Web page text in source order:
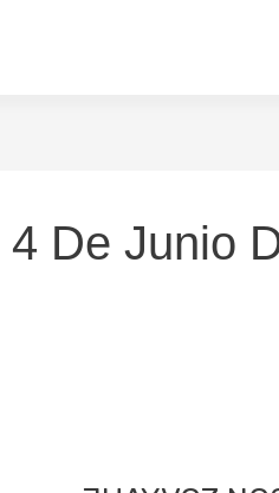
4 De Junio